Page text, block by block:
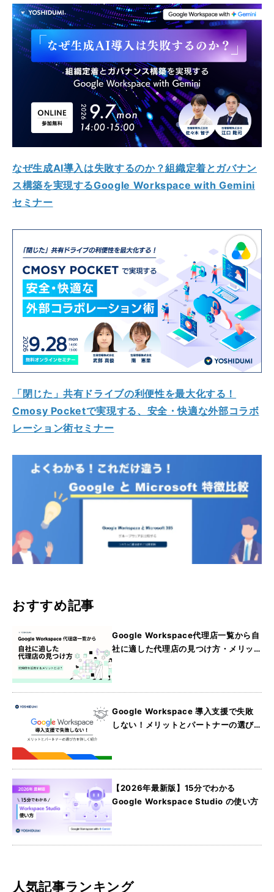
なぜ生成AI導入は失敗するのか？組織定着とガバナン
ス構築を実現するGoogle Workspace with Gemini
セミナー
「閉じた」共有ドライブの利便性を最大化する！
Cmosy Pocketで実現する、安全・快適な外部コラボ
レーション術セミナー
おすすめ記事
Google Workspace代理店一覧から自
社に適した代理店の見つけ方・メリッ
Google Workspace 導入支援で失敗
しない！メリットとパートナーの選び
【2026年最新版】15分でわかる
Google Workspace Studio の使い方
人気記事ランキング